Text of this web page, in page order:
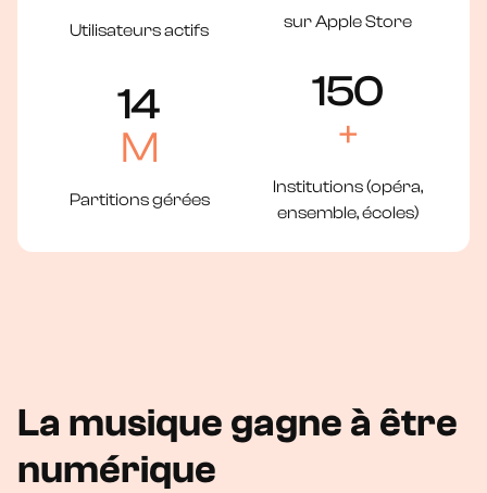
Utilisateurs actifs sur Apple Store
14
M
Partitions gérées
150
+
Institutions (opéra,
ensemble, écoles)
La musique gagne à être
numérique